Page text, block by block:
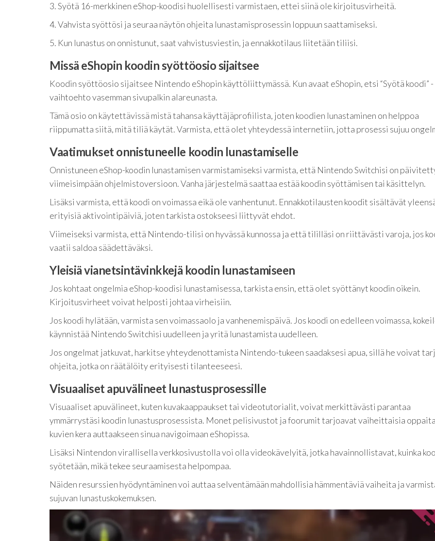
3. Syötä 16-merkkinen eShop-koodisi huolellisesti varmistaen, ettei siinä ole kirjoitusvirheitä.
4. Vahvista syöttösi ja seuraa näytön ohjeita lunastamisprosessin loppuun saattamiseksi.
5. Kun lunastus on onnistunut, saat vahvistusviestin, ja ennakkotilaus liitetään tiliisi.
Missä eShopin koodin syöttöosio sijaitsee
Koodin syöttöosio sijaitsee Nintendo eShopin käyttöliittymässä. Kun avaat eShopin, etsi “Syötä koodi” -
vaihtoehto vasemman sivupalkin alareunasta.
Tämä osio on käytettävissä mistä tahansa käyttäjäprofiilista, joten koodien lunastaminen on helppoa
riippumatta siitä, mitä tiliä käytät. Varmista, että olet yhteydessä internetiin, jotta prosessi sujuu
Vaatimukset onnistuneelle koodin lunastamiselle
Onnistuneen eShop-koodin lunastamisen varmistamiseksi varmista, että Nintendo Switchisi on
viimeisimpään ohjelmistoversioon. Vanha järjestelmä saattaa estää koodin syöttämisen tai käsittelyn.
Lisäksi varmista, että koodi on voimassa eikä ole vanhentunut. Ennakkotilausten koodit sisältävät
erityisiä aktivointipäiviä, joten tarkista ostokseesi liittyvät ehdot.
Viimeiseksi varmista, että Nintendo-tilisi on hyvässä kunnossa ja että tililläsi on riittävästi varoja, jos
vaatii saldoa säädettäväksi.
Yleisiä vianetsintävinkkejä koodin lunastamiseen
Jos kohtaat ongelmia eShop-koodisi lunastamisessa, tarkista ensin, että olet syöttänyt koodin oikein.
Kirjoitusvirheet voivat helposti johtaa virheisiin.
Jos koodi hylätään, varmista sen voimassaolo ja vanhenemispäivä. Jos koodi on edelleen voimassa,
käynnistää Nintendo Switchisi uudelleen ja yritä lunastamista uudelleen.
Jos ongelmat jatkuvat, harkitse yhteydenottamista Nintendo-tukeen saadaksesi apua, sillä he voivat
ohjeita, jotka on räätälöity erityisesti tilanteeseesi.
Visuaaliset apuvälineet lunastusprosessille
Visuaaliset apuvälineet, kuten kuvakaappaukset tai videotutorialit, voivat merkittävästi parantaa
ymmärrystäsi koodin lunastusprosessista. Monet pelisivustot ja foorumit tarjoavat vaiheittaisia oppaita
kuvien kera auttaakseen sinua navigoimaan eShopissa.
Lisäksi Nintendon virallisella verkkosivustolla voi olla videokävelyitä, jotka havainnollistavat, kuinka
syötetään, mikä tekee seuraamisesta helpompaa.
Näiden resurssien hyödyntäminen voi auttaa selventämään mahdollisia hämmentäviä vaiheita ja
sujuvan lunastuskokemuksen.